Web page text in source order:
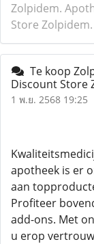
Zolpidem.
Store
Te koop
Discount Store
1 พ.ย. 2568 19:25
apotheek is er
aan
Profiteer
add-ons. Met
u erop